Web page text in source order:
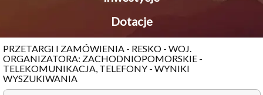
Dotacje
PRZETARGI I ZAMÓWIENIA - RESKO - WOJ.
ORGANIZATORA: ZACHODNIOPOMORSKIE -
TELEKOMUNIKACJA, TELEFONY - WYNIKI
WYSZUKIWANIA